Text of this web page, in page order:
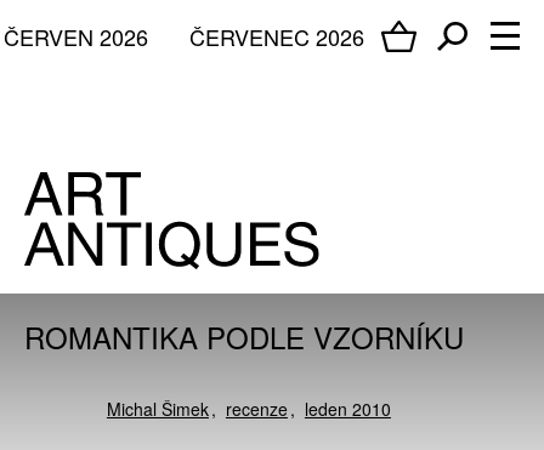
ČERVENEC 2026
ČERVEN 2026
ROMANTIKA PODLE VZORNÍKU
Michal Šimek recenze leden 2010